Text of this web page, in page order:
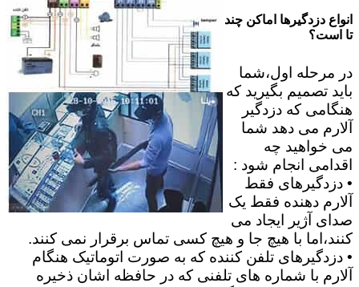
انواع دزدگیرها اماکن چند
تا است؟
در مرحله اول،شما
باید تصمیم بگیرید که
هنگامی که دزدگیر
آلارم می دهد شما
می خواهید چه
اقدامی انجام شود :
• دزدگیرهای فقط
آلارم دهنده فقط یک
صدای آژیر ایجاد می
کنند،اما با هیچ جا و هیچ کسی تماس برقرار نمی کنند.
• دزدگیرهای تلفن کننده که به صورت اتوماتیک هنگام
آلارم با شماره های تلفنی که در حافظه اشان ذخیره